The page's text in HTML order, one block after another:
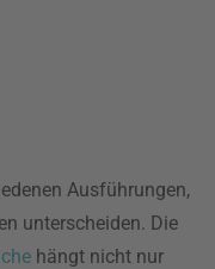
Ausführungen,
unterscheiden. Die
hängt nicht nur